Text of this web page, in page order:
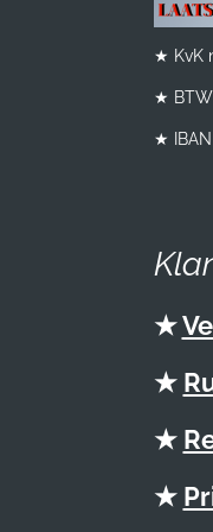
★ KvK
★ BTW
★
★
★
★
★